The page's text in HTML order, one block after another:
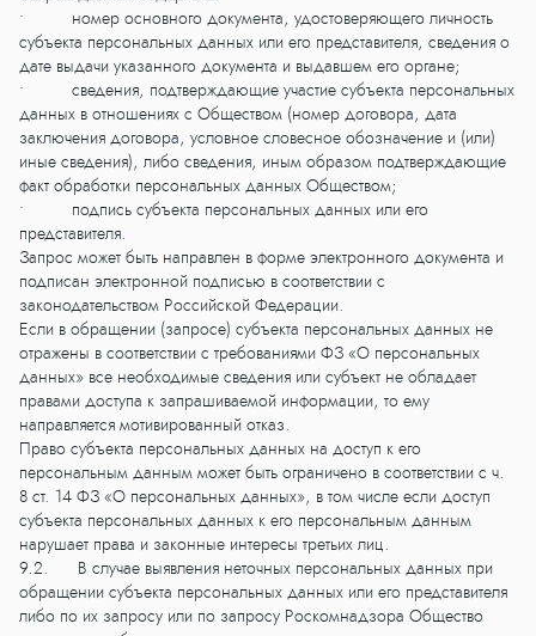
• номер основного документа, удостоверяющего личность
субъекта персональных данных или его представителя, сведения о
дате выдачи указанного документа и выдавшем его органе;
• сведения, подтверждающие участие субъекта персональных
данных в отношениях с Обществом (номер договора, дата
заключения договора, условное словесное обозначение и (или)
иные сведения), либо сведения, иным образом подтверждающие
факт обработки персональных данных Обществом;
• подпись субъекта персональных данных или его
представителя.
Запрос может быть направлен в форме электронного документа и
подписан электронной подписью в соответствии с
законодательством Российской Федерации.
Если в обращении (запросе) субъекта персональных данных не
отражены в соответствии с требованиями ФЗ «О персональных
данных» все необходимые сведения или субъект не обладает
правами доступа к запрашиваемой информации, то ему
направляется мотивированный отказ.
Право субъекта персональных данных на доступ к его
персональным данным может быть ограничено в соответствии с ч.
8 ст. 14 ФЗ «О персональных данных», в том числе если доступ
субъекта персональных данных к его персональным данным
нарушает права и законные интересы третьих лиц.
9.2. В случае выявления неточных персональных данных при
обращении субъекта персональных данных или его представителя
либо по их запросу или по запросу Роскомнадзора Общество